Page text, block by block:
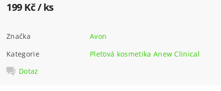
199 Kč/ ks
Značka
Avon
Kategorie
Pleťová kosmetika Anew Clinical
Dotaz